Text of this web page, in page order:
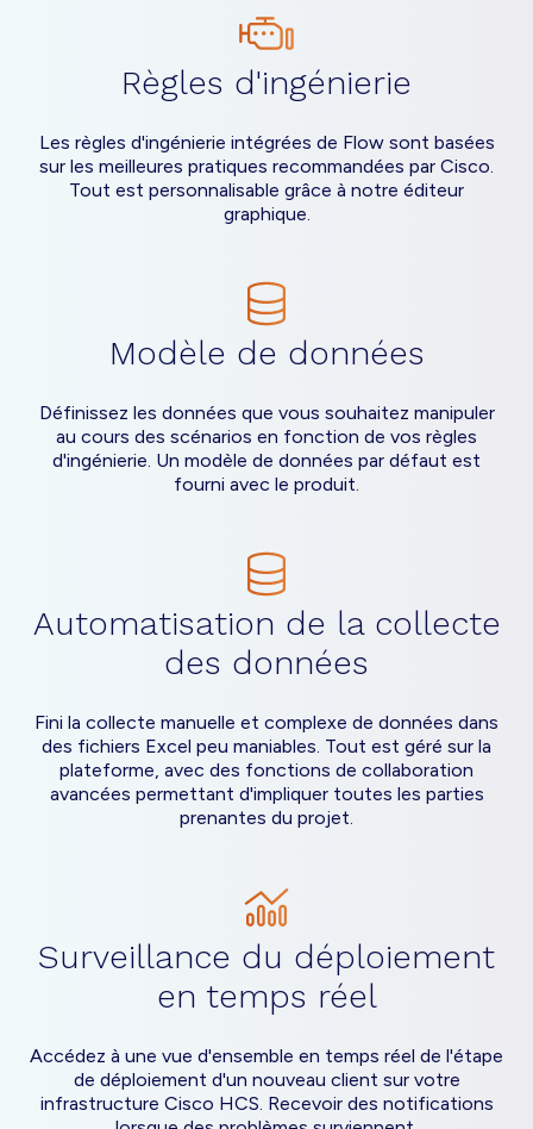
Règles d'ingénierie
Les règles d'ingénierie intégrées de Flow sont basées
sur les meilleures pratiques recommandées par Cisco.
Tout est personnalisable grâce à notre éditeur
graphique.
Modèle de données
Définissez les données que vous souhaitez manipuler
au cours des scénarios en fonction de vos règles
d'ingénierie. Un modèle de données par défaut est
fourni avec le produit.
Automatisation de la collecte
des données
Fini la collecte manuelle et complexe de données dans
des fichiers Excel peu maniables. Tout est géré sur la
plateforme, avec des fonctions de collaboration
avancées permettant d'impliquer toutes les parties
prenantes du projet.
Surveillance du déploiement
en temps réel
Accédez à une vue d'ensemble en temps réel de l'étape
de déploiement d'un nouveau client sur votre
infrastructure Cisco HCS. Recevoir des notifications